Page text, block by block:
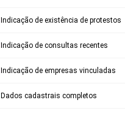
Indicação de existência de protestos
Indicação de consultas recentes
Indicação de empresas vinculadas
Dados cadastrais completos